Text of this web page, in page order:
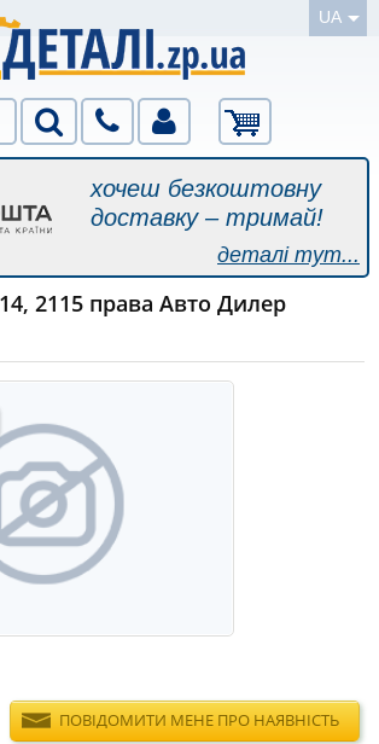
UA
хочеш безкоштовну
доставку – тримай!
деталі тут...
2115 права Авто Дилер
ПОВІДОМИТИ МЕНЕ ПРО НАЯВНІСТЬ